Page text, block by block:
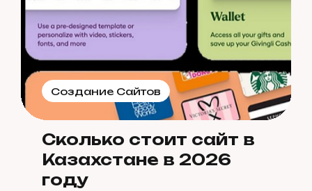
Создание Сайтов
Сколько стоит сайт в
Казахстане в 2026
году